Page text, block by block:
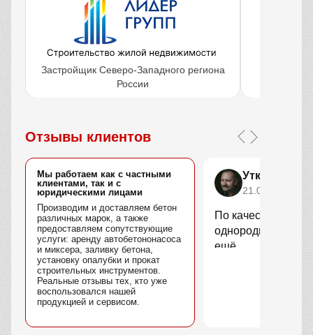
Застройщик Северо-Западного региона
России
Отзывы клиентов
Мы работаем как с частными
клиентами, так и с
юридическими лицами
Производим и доставляем бетон
различных марок, а также
предоставляем сопутствующие
услуги: аренду автобетононасоса
и миксера, заливку бетона,
установку опалубки и прокат
строительных инструментов.
Реальные отзывы тех, кто уже
воспользовался нашей
продукцией и сервисом.
Уткин
21.04.2025
По качеству
однородный, без
ещё.